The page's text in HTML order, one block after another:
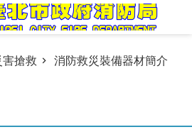
害搶救
消防救災裝備器材簡介